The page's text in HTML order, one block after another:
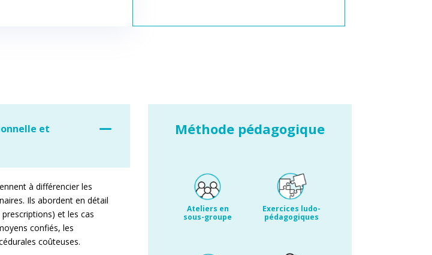
et
à différencier les
Ils abordent en détail
et les cas
confiés, les
coûteuses.
Méthode pédagogique
Ateliers en
sous-groupe
Exercices ludo-
pédagogiques